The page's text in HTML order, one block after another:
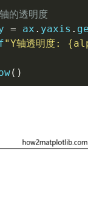
的透明度
= ax . yaxis .
"Y轴透明度: {
( )